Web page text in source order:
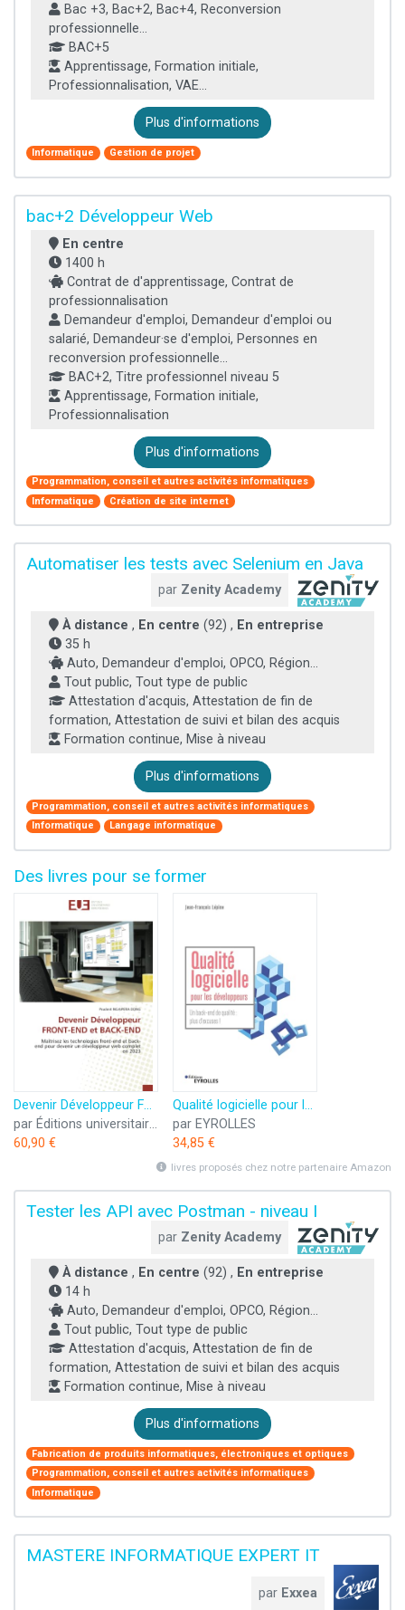
Bac +3, Bac+2, Bac+4, Reconversion
professionnelle...
BAC+5
Apprentissage, Formation initiale,
Professionnalisation, VAE...
Plus d'informations
Informatique Gestion de projet
bac+2 Développeur Web
En centre
1400 h
Contrat de d'apprentissage, Contrat de
professionnalisation
Demandeur d'emploi, Demandeur d'emploi ou
salarié, Demandeur·se d'emploi, Personnes en
reconversion professionnelle...
BAC+2, Titre professionnel niveau 5
Apprentissage, Formation initiale,
Professionnalisation
Plus d'informations
Programmation, conseil et autres activités informatiques
Informatique
Création de site internet
Automatiser les tests avec Selenium en Java
par Zenity Academy
À distance , En centre (92) , En entreprise
35 h
Auto, Demandeur d'emploi, OPCO, Région...
Tout public, Tout type de public
Attestation d'acquis, Attestation de fin de
formation, Attestation de suivi et bilan des acquis
Formation continue, Mise à niveau
Plus d'informations
Programmation, conseil et autres activités informatiques
Informatique
Langage informatique
Des livres pour se former
Devenir Développeur FRONT-END et BACK-END: Maîtrisez les technologies front-end et back-end pour devenir un développeur web complet en 2023
par Éditions universitaires européennes
60,90 €
Qualité logicielle pour les développeurs: Un back-end de qualité : plus d'excuses !
par EYROLLES
34,85 €
livres proposés chez notre partenaire Amazon
Tester les API avec Postman - niveau I
par Zenity Academy
À distance , En centre (92) , En entreprise
14 h
Auto, Demandeur d'emploi, OPCO, Région...
Tout public, Tout type de public
Attestation d'acquis, Attestation de fin de
formation, Attestation de suivi et bilan des acquis
Formation continue, Mise à niveau
Plus d'informations
Fabrication de produits informatiques, électroniques et optiques
Programmation, conseil et autres activités informatiques
Informatique
MASTERE INFORMATIQUE EXPERT IT
par Exxea